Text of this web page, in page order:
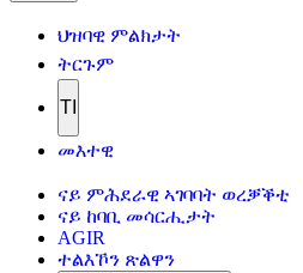
ህዝባዊ ምልክታት
ትርጉም
TI
መእተዊ
ናይ ምሕደራዊ ኣገባባት ወረቓቕቲ
ናይ ከባቢ መሳርሒታት
AGIR
ተልእኾን ጽልዋን